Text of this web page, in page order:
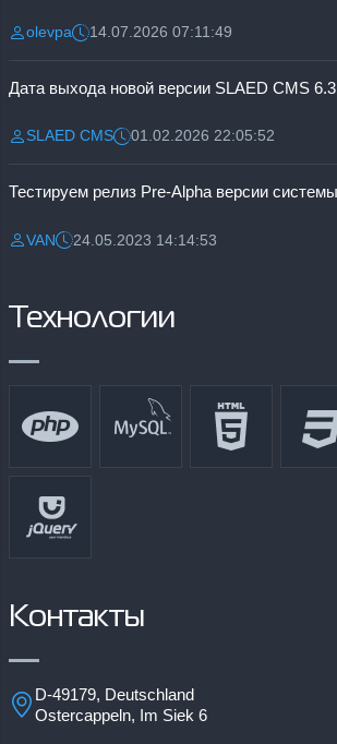
Разместил:
olevpaДата:14.07.2026 07:11:49
Дата выхода новой версии SLAED CMS 6.3
Разместил:
SLAED CMSДата:01.02.2026 22:05:52
Разместил:
VANДата:24.05.2023 14:14:53
Технологии
Контакты
D-49179, Deutschland
Ostercappeln, Im Siek 6